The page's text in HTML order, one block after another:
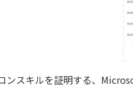
ンスキルを証明する、